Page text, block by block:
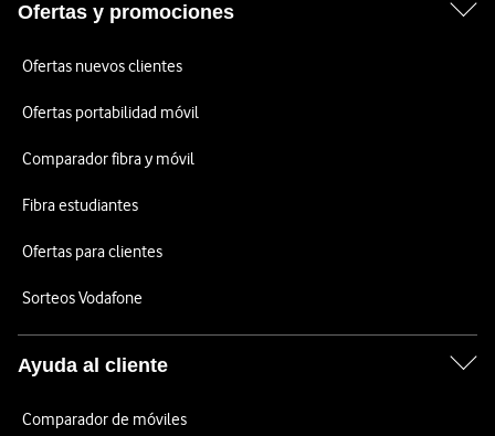
Ofertas y promociones
Ofertas nuevos clientes
Ofertas portabilidad móvil
Comparador fibra y móvil
Fibra estudiantes
Ofertas para clientes
Sorteos Vodafone
Ayuda al cliente
Comparador de móviles